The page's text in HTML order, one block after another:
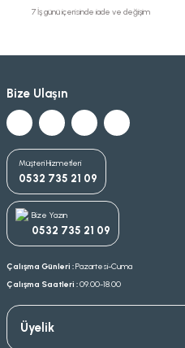
7 İş günü içerisinde iade ve değişim
Bize Ulaşın
Müşteri Hizmetleri
0532 735 21 09
Bize Yazın
0532 735 21 09
Çalışma Günleri :Pazartesi-Cuma
Çalışma Saatleri :09.00-18.00
Üyelik